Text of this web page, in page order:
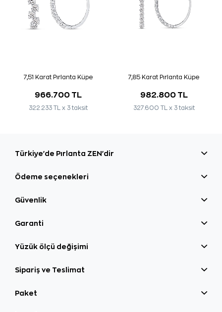
7,51 Karat Pırlanta Küpe
966.700 TL
322.233 TL x 3 taksit
7,85 Karat Pırlanta Küpe
982.800 TL
327.600 TL x 3 taksit
Türkiye'de Pırlanta ZEN'dir
Ödeme seçenekleri
Güvenlik
Garanti
Yüzük ölçü değişimi
Sipariş ve Teslimat
Paket